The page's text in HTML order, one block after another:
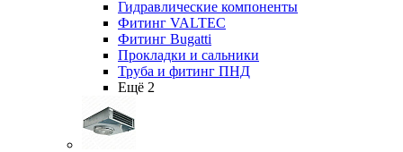
Гидравлические компоненты
Фитинг VALTEC
Фитинг Bugatti
Прокладки и сальники
Труба и фитинг ПНД
Ещё 2